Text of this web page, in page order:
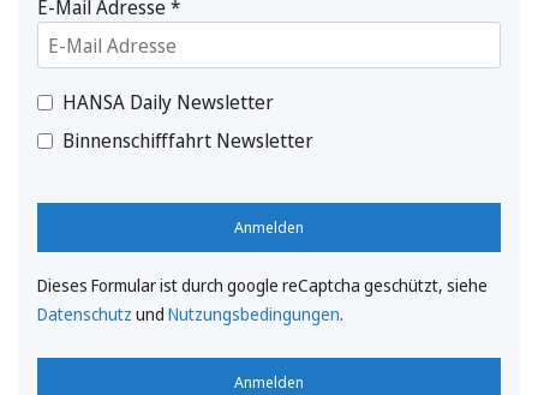
E-Mail Adresse*
HANSA Daily Newsletter
Binnenschifffahrt Newsletter
Anmelden
Dieses Formular ist durch google reCaptcha geschützt, siehe
Datenschutz und Nutzungsbedingungen.
Anmelden